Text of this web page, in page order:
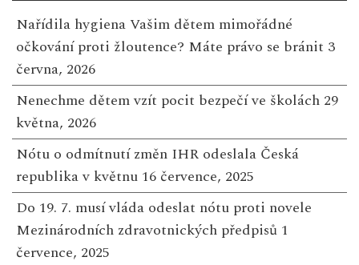
Nařídila hygiena Vašim dětem mimořádné
očkování proti žloutence? Máte právo se bránit 3
června, 2026
Nenechme dětem vzít pocit bezpečí ve školách 29
května, 2026
Nótu o odmítnutí změn IHR odeslala Česká
republika v květnu 16 července, 2025
Do 19. 7. musí vláda odeslat nótu proti novele
Mezinárodních zdravotnických předpisů 1
července, 2025